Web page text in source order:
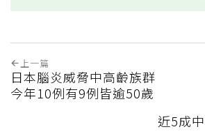
上一篇
日本腦炎威脅中高齡族群
今年10例有9例皆逾50歲
近5成